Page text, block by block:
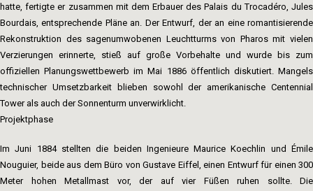
hatte, fertigte er zusammen mit dem Erbauer des Palais du Trocadéro, Jules
Bourdais, entsprechende Pläne an. Der Entwurf, der an eine romantisierende
Rekonstruktion des sagenumwobenen Leuchtturms von Pharos mit vielen
Verzierungen erinnerte, stieß auf große Vorbehalte und wurde bis zum
offiziellen Planungswettbewerb im Mai 1886 öffentlich diskutiert. Mangels
technischer Umsetzbarkeit blieben sowohl der amerikanische Centennial
Tower als auch der Sonnenturm unverwirklicht.
Projektphase
Im Juni 1884 stellten die beiden Ingenieure Maurice Koechlin und Émile
Nouguier, beide aus dem Büro von Gustave Eiffel, einen Entwurf für einen 300
Meter hohen Metallmast vor, der auf vier Füßen ruhen sollte. Die